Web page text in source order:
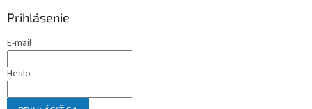
Prihlásenie
E-mail
Heslo